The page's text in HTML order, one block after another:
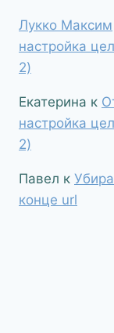
Лукко Максим
настройка
2)
Екатерина к
настройка
2)
Павел к
конце url